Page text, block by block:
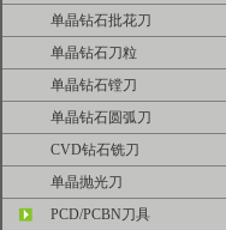
单晶钻石批花刀
单晶钻石刀粒
单晶钻石镗刀
单晶钻石圆弧刀
CVD钻石铣刀
单晶抛光刀
PCD/PCBN刀具